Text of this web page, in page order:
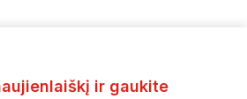
ir gaukite